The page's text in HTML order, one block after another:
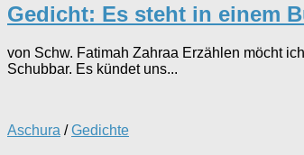
Gedicht: Es steht in einem
von Schw. Fatimah Zahraa Erzählen möcht
Schubbar. Es kündet uns...
Aschura /Gedichte